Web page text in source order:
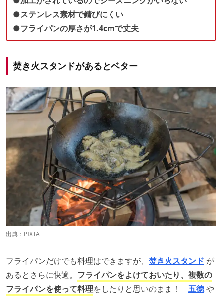
●ステンレス素材で錆びにくい
●フライパンの厚さが1.4cmで丈夫
焚き火スタンドがあるとベター
出典： PIXTA
フライパンだけでも料理はできますが、 焚き火スタンド が
あるとさらに快適。 フライパンをよけておいたり、複数の
フライパンを使って料理をしたりと思いのまま！ 五徳や